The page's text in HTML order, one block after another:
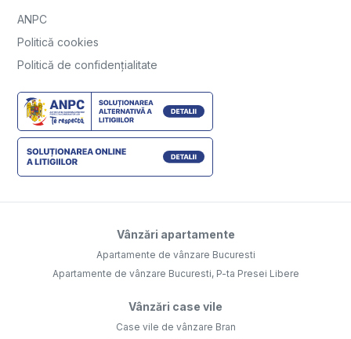
ANPC
Politică cookies
Politică de confidențialitate
Vânzări apartamente
Apartamente de vânzare Bucuresti
Apartamente de vânzare Bucuresti, P-ta Presei Libere
Vânzări case vile
Case vile de vânzare Bran